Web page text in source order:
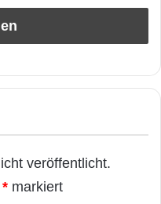
veröffentlicht.
* markiert